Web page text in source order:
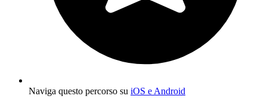
Naviga questo percorso su iOS e Android